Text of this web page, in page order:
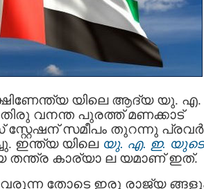
യിലെ ആദ്യ യു. എ.
വനന്ത പുരത്ത് മണക്കാട്
സ്റ്റേഷന് സമീപം തുറന്നു പ്രവര്‍
ഇന്ത്യ യിലെ യു. എ. ഇ. യുടെ
തന്ത്ര കാര്യാ ല യമാണ് ഇത്.
തോടെ ഇരു രാജ്യ